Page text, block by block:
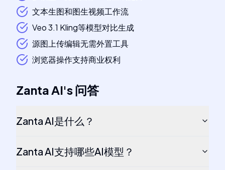
文本生图和图生视频工作流
Veo 3.1 Kling等模型对比生成
源图上传编辑无需外置工具
浏览器操作支持商业权利
Zanta AI's问答
Zanta AI是什么？
Zanta AI支持哪些AI模型？